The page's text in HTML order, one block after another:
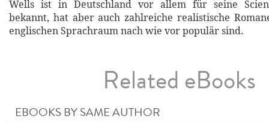
Wells ist in Deutschland vor allem für seine
bekannt, hat aber auch zahlreiche realistische
englischen Sprachraum nach wie vor populär sind.
Related eBooks
EBOOKS BY SAME AUTHOR